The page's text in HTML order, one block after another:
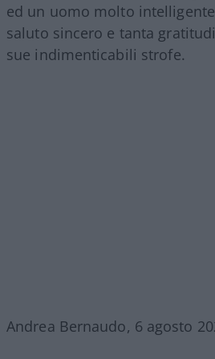
ed un uomo molto
saluto sincero e tanta
sue indimenticabili strofe.
Andrea Bernaudo, 6 agosto